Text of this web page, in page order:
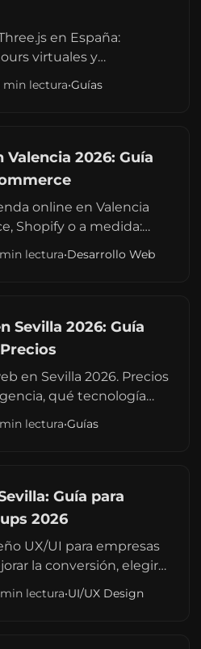
en España:
virtuales y
empresas.
min lectura•Guías
Valencia 2026: Guía
online en Valencia
Shopify o a medida:
desarrollador contratar.
lectura•Desarrollo Web
Sevilla 2026: Guía
en Sevilla 2026. Precios
qué tecnología
Trabajo remoto para
lectura•Guías
Guía para
2026
UX/UI para empresas
la conversión, elegir
prácticas. Casos de
lectura•UI/UX Design